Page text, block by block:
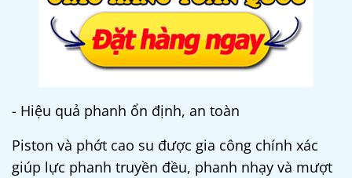
- Hiệu quả phanh ổn định, an toàn
Piston và phớt cao su được gia công chính xác
giúp lực phanh truyền đều, phanh nhạy và mượt